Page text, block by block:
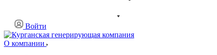
Войти
О компании